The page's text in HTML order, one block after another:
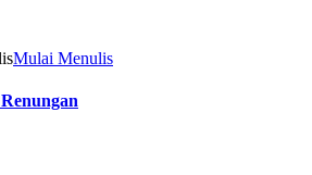
Mulai Menulis